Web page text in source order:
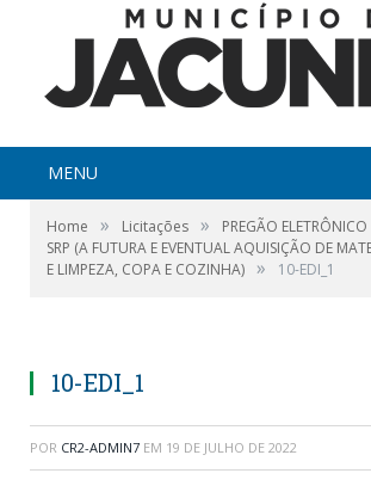
MENU
Home » Licitações »
PREGÃO
SRP (A FUTURA E EVENTUAL AQUISIÇÃO DE
E LIMPEZA, COPA E COZINHA) » 10-EDI_1
10-EDI_1
POR CR2-ADMIN7 EM 19 DE JULHO DE 2022